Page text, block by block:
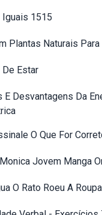
Iguais 1515
Plantas Naturais Para
Estar
E Desvantagens Da
O Que For
Jovem Manga
O Rato Roeu A